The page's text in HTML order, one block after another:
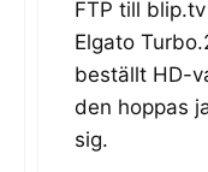
FTP till
Elgato
beställt HD-
den hoppas
sig.